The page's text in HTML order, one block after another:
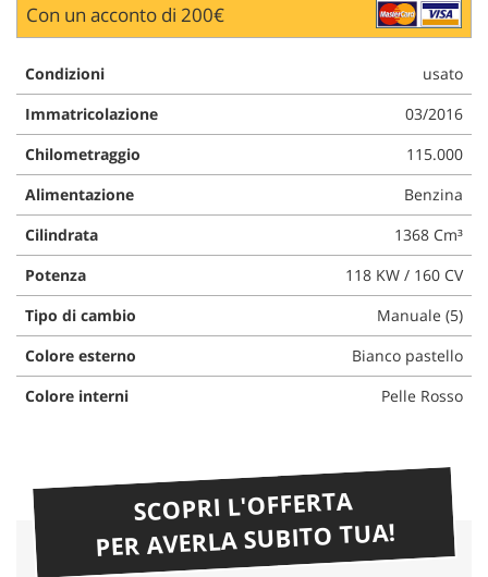
Con un acconto di 200€
Condizioni
usato
Immatricolazione
03/2016
Chilometraggio
115.000
Alimentazione
Benzina
Cilindrata
1368 Cm³
Potenza
118 KW / 160 CV
Tipo di cambio
Manuale (5)
Colore esterno
Bianco pastello
Colore interni
Pelle Rosso
SCOPRI L'OFFERTA
PER AVERLA SUBITO TUA!